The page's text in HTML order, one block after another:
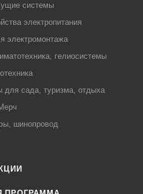
системы
электропитания
электромонтажа
гелиосистемы
для сада, туризма, отдыха
шинопровод